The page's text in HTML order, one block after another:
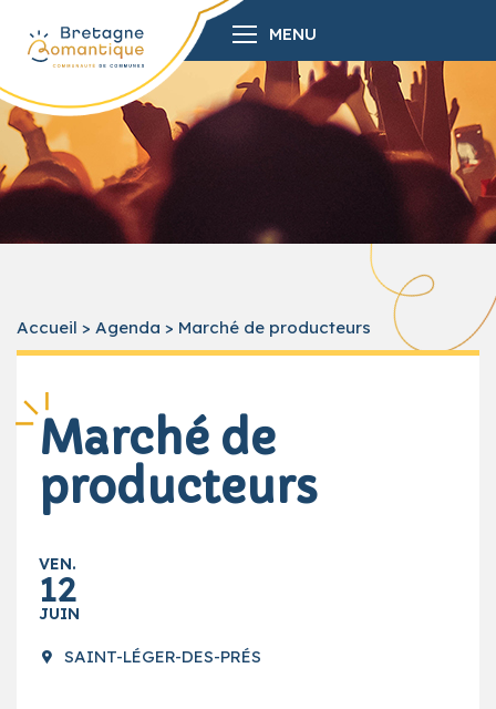
MENU
Accueil > Agenda > Marché de producteurs
Marché de
producteurs
VEN.
12
JUIN
SAINT-LÉGER-DES-PRÉS